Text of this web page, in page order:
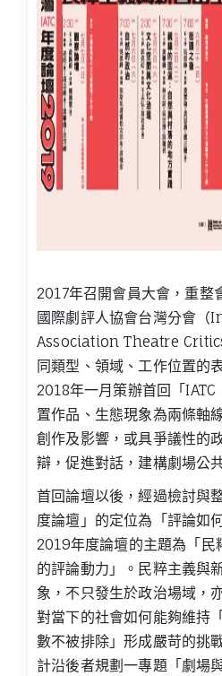
2017年召開會員大會，重整
國際劇評人協會台灣分會
Association Theatre
同類型、領域、工作位置的
2018年一月策辦首回「
置作品、生態現象為兩條軸
創作及影響，或具爭議性的
辯，促進對話，建構劇場公
首回論壇以後，經過檢討與
度論壇」的定位為「評論如
2019年度論壇的主題為「民
的評論動力」。民粹主義與
象，不只發生於政治場域，
對當下的社會如何能夠維持
數不被排除」形成嚴苛的挑
計沿後者規劃一專題「劇場